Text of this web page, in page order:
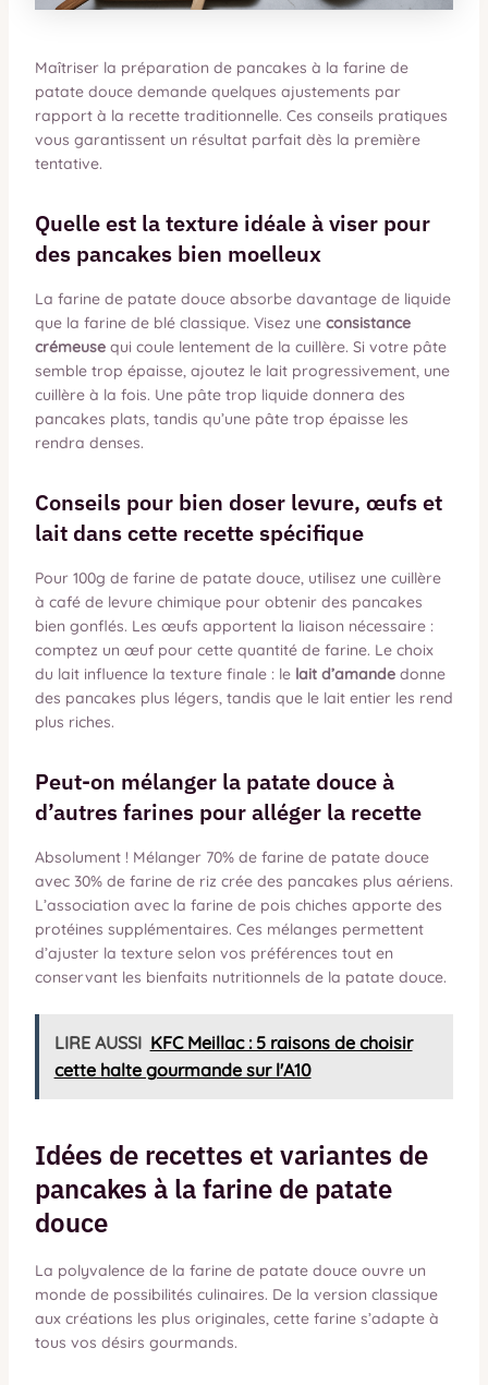
Maîtriser la préparation de pancakes à la farine de
patate douce demande quelques ajustements par
rapport à la recette traditionnelle. Ces conseils pratiques
vous garantissent un résultat parfait dès la première
tentative.
Quelle est la texture idéale à viser pour
des pancakes bien moelleux
La farine de patate douce absorbe davantage de liquide
que la farine de blé classique. Visez une consistance
crémeusequi coule lentement de la cuillère. Si votre pâte
semble trop épaisse, ajoutez le lait progressivement, une
cuillère à la fois. Une pâte trop liquide donnera des
pancakes plats, tandis qu’une pâte trop épaisse les
rendra denses.
Conseils pour bien doser levure, œufs et
lait dans cette recette spécifique
Pour 100g de farine de patate douce, utilisez une cuillère
à café de levure chimique pour obtenir des pancakes
bien gonflés. Les œufs apportent la liaison nécessaire :
comptez un œuf pour cette quantité de farine. Le choix
du lait influence la texture finale : le lait d’amandedonne
des pancakes plus légers, tandis que le lait entier les rend
plus riches.
Peut-on mélanger la patate douce à
d’autres farines pour alléger la recette
Absolument ! Mélanger 70% de farine de patate douce
avec 30% de farine de riz crée des pancakes plus aériens.
L’association avec la farine de pois chiches apporte des
protéines supplémentaires. Ces mélanges permettent
d’ajuster la texture selon vos préférences tout en
conservant les bienfaits nutritionnels de la patate douce.
LIRE AUSSI KFC Meillac : 5 raisons de choisir
cette halte gourmande sur l'A10
Idées de recettes et variantes de
pancakes à la farine de patate
douce
La polyvalence de la farine de patate douce ouvre un
monde de possibilités culinaires. De la version classique
aux créations les plus originales, cette farine s’adapte à
tous vos désirs gourmands.